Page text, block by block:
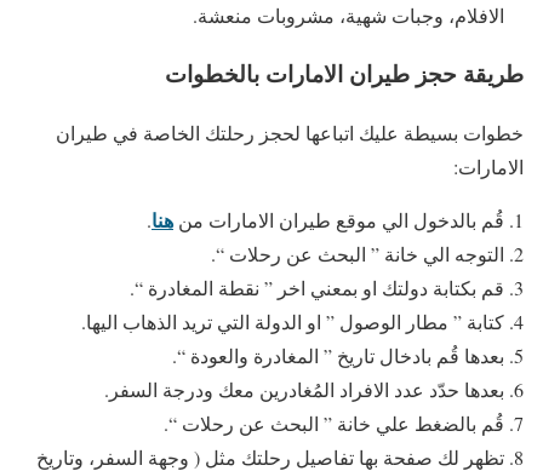
الافلام، وجبات شهية، مشروبات منعشة.
طريقة حجز طيران الامارات بالخطوات
خطوات بسيطة عليك اتباعها لحجز رحلتك الخاصة في طيران
الامارات:
قُم بالدخول الي موقع طيران الامارات من هنا.
التوجه الي خانة ” البحث عن رحلات “.
قم بكتابة دولتك او بمعني اخر ” نقطة المغادرة “.
كتابة ” مطار الوصول ” او الدولة التي تريد الذهاب اليها.
بعدها قُم بادخال تاريخ ” المغادرة والعودة “.
بعدها حدّد عدد الافراد المُغادرين معك ودرجة السفر.
قُم بالضغط علي خانة ” البحث عن رحلات “.
تظهر لك صفحة بها تفاصيل رحلتك مثل ( وجهة السفر، وتاريخ